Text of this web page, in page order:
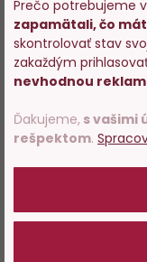
Prečo potrebujeme
zapamätali, čo
skontrolovať stav
zakaždým
nevhodnou
Ďakujeme, s vašimi
rešpektom.